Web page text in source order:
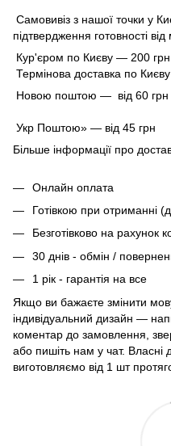
Самовивіз з нашої точки у
підтвердження готовності
Кур'єром по Києву — 200 грн.
Термінова доставка по
Новою поштою — від 60 грн
Укр Поштою» — від 45 грн
Більше інформації про
Онлайн оплата
Готівкою при отриманні
Безготівково на рахунок
30 днів - обмін /
1 рік - гарантія на все
Якщо ви бажаєте змінити
індивідуальний дизайн —
коментар до замовлення,
або пишіть нам у чат. Власні
виготовляємо від 1 шт